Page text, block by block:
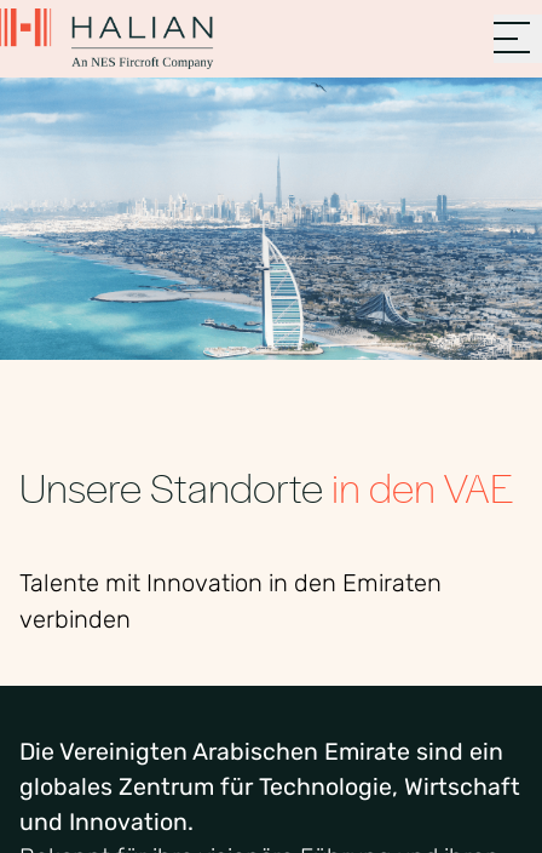
Unsere Standorte in den VAE
Talente mit Innovation in den Emiraten
verbinden
Die Vereinigten Arabischen Emirate sind ein
globales Zentrum für Technologie, Wirtschaft
und Innovation.